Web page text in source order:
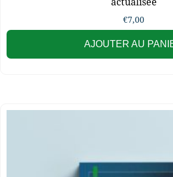
€7,00
AJOUTER AU